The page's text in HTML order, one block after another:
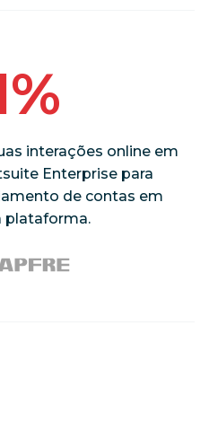
interações online em
Enterprise para
de contas em
plataforma.